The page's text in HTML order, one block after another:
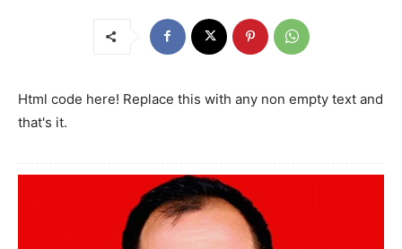
Html code here! Replace this with any non empty text and
that's it.